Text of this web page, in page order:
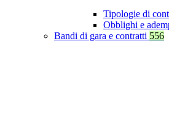
Tipologie di
Obblighi e
Bandi di gara e contratti 556